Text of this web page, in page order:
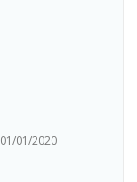
01/01/2020